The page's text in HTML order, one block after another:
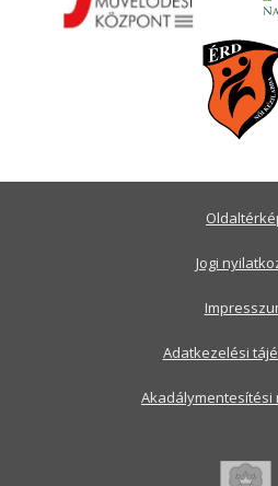
Jogi
Adatkezelési
Akadálymentesítési